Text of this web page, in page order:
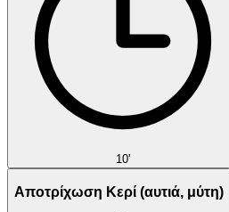
10'
Αποτρίχωση Κερί (αυτιά, μύτη)